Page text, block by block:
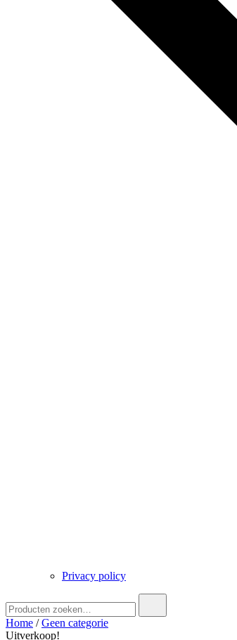
Privacy policy
naar:
Home /Geen categorie
Uitverkoop!